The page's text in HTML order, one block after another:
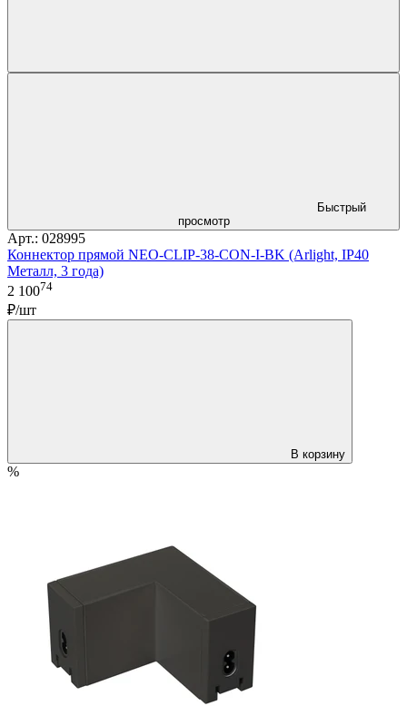
Быстрый
просмотр
Арт.: 028995
Коннектор прямой NEO-CLIP-38-CON-I-BK (Arlight, IP40
Металл, 3 года)
2 10074
₽/шт
В корзину
%